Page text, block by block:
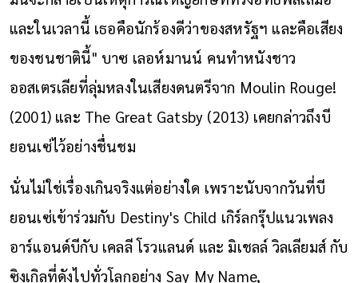
และในเวลานี้ เธอคือนักร้องดีว่าของสหรัฐฯ และคือเสียง
ของชนชาตินี้" บาซ เลอห์มานน์ คนทำหนังชาว
ออสเตรเลียที่ลุ่มหลงในเสียงดนตรีจาก Moulin Rouge!
(2001) และ The Great Gatsby (2013) เคยกล่าวถึงบี
ยอนเซ่ไว้อย่างชื่นชม
นั่นไม่ใช่เรื่องเกินจริงแต่อย่างใด เพราะนับจากวันที่บี
ยอนเซ่เข้าร่วมกับ Destiny's Child เกิร์ลกรุ๊ปแนวเพลง
อาร์แอนด์บีกับ เคลลี โรวแลนด์ และ มิเชลล์ วิลเลียมส์ กับ
ซิงเกิลที่ดังไปทั่วโลกอย่าง Say My Name,